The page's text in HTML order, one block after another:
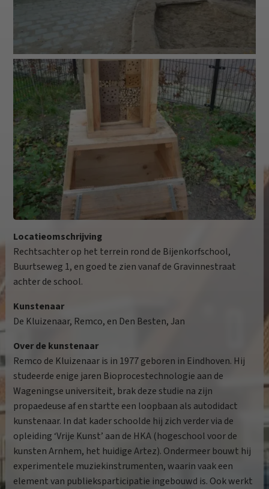
Locatieomschrijving
Rechtsachter op het terrein rond de Bijenkorfschool,
Buurtseweg 1, en goed te zien vanaf de Gravinnestraat
achter de school.
Kunstenaar
De Kluizenaar, Remco, en Den Besten, Jan
Over de kunstenaar
Remco de Kluizenaar is in 1977 geboren in Eindhoven. Hij
studeerde enige jaren Bioprocestechnologie aan de
Wageningse universiteit, brak deze studie na zijn
propaedeuse af en startte een loopbaan als autodidact
kunstenaar. In dat kader schoolde hij zich verder via de
opleiding ‘Vrije Kunst’ aan de HKA (hogeschool voor de
kunsten Arnhem, het huidige Artez). Ondermeer bouwt hij
experimentele muziekinstrumenten, waarin vaak een
element van publieksparticipatie ingebouwd is. Ook werkt